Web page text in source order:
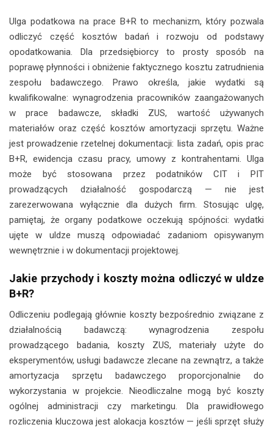
Ulga podatkowa na prace B+R to mechanizm, który pozwala
odliczyć część kosztów badań i rozwoju od podstawy
opodatkowania. Dla przedsiębiorcy to prosty sposób na
poprawę płynności i obniżenie faktycznego kosztu zatrudnienia
zespołu badawczego. Prawo określa, jakie wydatki są
kwalifikowalne: wynagrodzenia pracowników zaangażowanych
w prace badawcze, składki ZUS, wartość używanych
materiałów oraz część kosztów amortyzacji sprzętu. Ważne
jest prowadzenie rzetelnej dokumentacji: lista zadań, opis prac
B+R, ewidencja czasu pracy, umowy z kontrahentami. Ulga
może być stosowana przez podatników CIT i PIT
prowadzących działalność gospodarczą — nie jest
zarezerwowana wyłącznie dla dużych firm. Stosując ulgę,
pamiętaj, że organy podatkowe oczekują spójności: wydatki
ujęte w uldze muszą odpowiadać zadaniom opisywanym
wewnętrznie i w dokumentacji projektowej.
Jakie przychody i koszty można odliczyć w uldze
B+R?
Odliczeniu podlegają głównie koszty bezpośrednio związane z
działalnością badawczą: wynagrodzenia zespołu
prowadzącego badania, koszty ZUS, materiały użyte do
eksperymentów, usługi badawcze zlecane na zewnątrz, a także
amortyzacja sprzętu badawczego proporcjonalnie do
wykorzystania w projekcie. Nieodliczalne mogą być koszty
ogólnej administracji czy marketingu. Dla prawidłowego
rozliczenia kluczowa jest alokacja kosztów — jeśli sprzęt służy